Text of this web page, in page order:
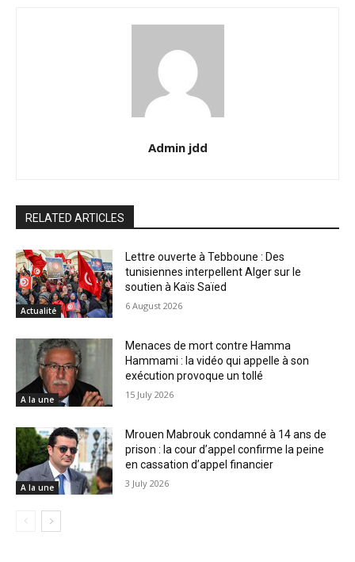
Admin jdd
RELATED ARTICLES
Actualité
Lettre ouverte à Tebboune : Des
tunisiennes interpellent Alger sur le
soutien à Kaïs Saïed
6 August 2026
A la une
Menaces de mort contre Hamma
Hammami : la vidéo qui appelle à son
exécution provoque un tollé
15 July 2026
A la une
Mrouen Mabrouk condamné à 14 ans de
prison : la cour d’appel confirme la peine
en cassation d’appel financier
3 July 2026